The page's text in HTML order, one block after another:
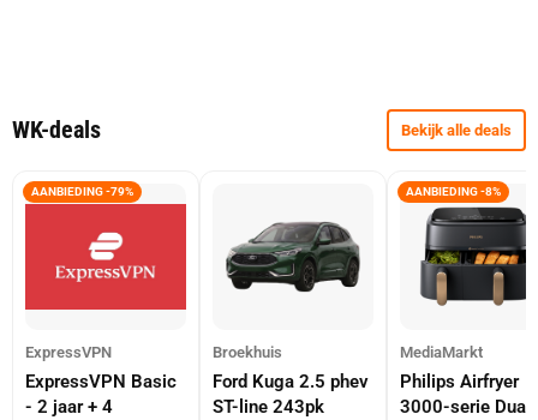
WK-deals Bekijk alle deals
AANBIEDING -79%
ExpressVPN
ExpressVPN Basic
- 2 jaar + 4
Broekhuis
Ford Kuga 2.5 phev
ST-line 243pk
AANBIEDING -8%
MediaMarkt
Philips Airfryer
3000-serie Dual